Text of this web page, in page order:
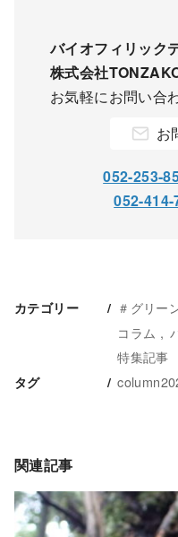
バイオフィリック
株式会社
お気軽にお問い合
お
052-253-
052-414-
カテゴリー ＃グリー
コラム
特集記事
タグ
関連記事